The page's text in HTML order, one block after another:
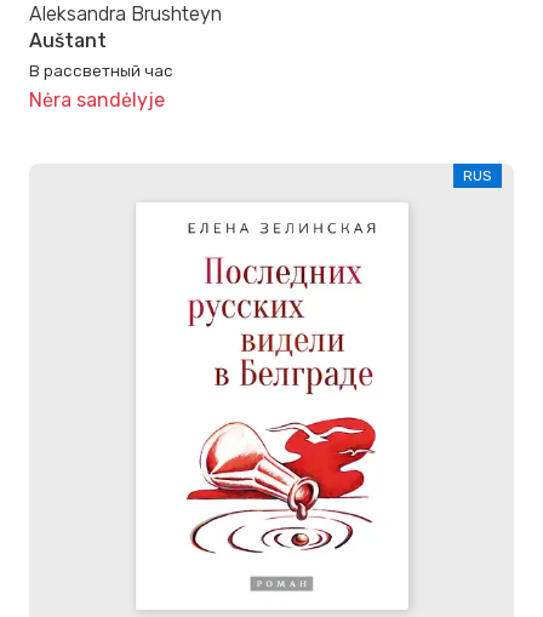
Aleksandra Brushteyn
Auštant
В рассветный час
Nėra sandėlyje
RUS